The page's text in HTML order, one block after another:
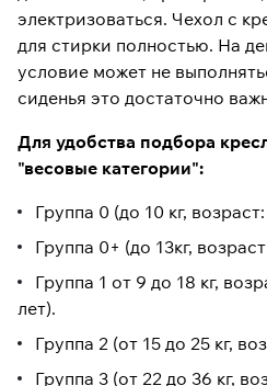
электризоваться. Чехол с
для стирки полностью. На
условие может не
сиденья это достаточно
Для удобства подбора
"весовые категории":
Группа 0 (до 10 кг,
Группа 0+ (до 13кг,
Группа 1 от 9 до 18 кг,
лет).
Группа 2 (от 15 до 25 кг,
Группа 3 (от 22 до 36 кг,